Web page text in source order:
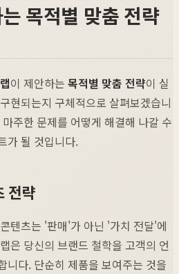
목적별 맞춤 전략
이 제안하는 목적별 맞춤 전략이 실
현되는지 구체적으로 살펴보겠습니
주한 문제를 어떻게 해결해 나갈 수
가 될 것입니다.
전략
텐츠는 '판매'가 아닌 '가치 전달'에
은 당신의 브랜드 철학을 고객의 언
니다. 단순히 제품을 보여주는 것을